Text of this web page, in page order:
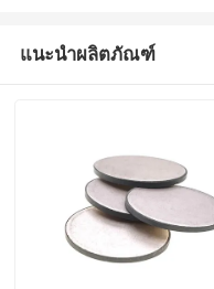
แนะนำผลิตภัณฑ์